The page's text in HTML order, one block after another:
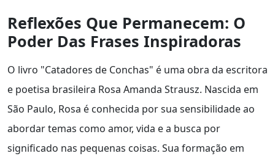
Reflexões Que Permanecem: O
Poder Das Frases Inspiradoras
O livro "Catadores de Conchas" é uma obra da escritora
e poetisa brasileira Rosa Amanda Strausz. Nascida em
São Paulo, Rosa é conhecida por sua sensibilidade ao
abordar temas como amor, vida e a busca por
significado nas pequenas coisas. Sua formação em